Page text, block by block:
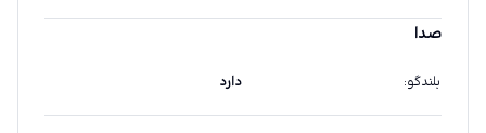
صدا
بلندگو: دارد